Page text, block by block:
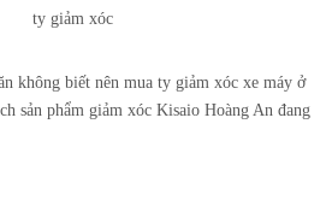
không biết nên mua ty giảm xóc xe máy ở
sản phẩm giảm xóc Kisaio Hoàng An đang